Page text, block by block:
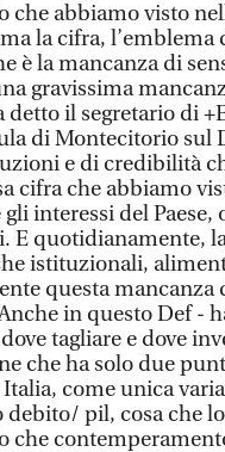
che abbiamo visto
la cifra, l’emblema
è la mancanza di
gravissima
detto il segretario di
di Montecitorio sul
e di credibilità
cifra che abbiamo
interessi del Paese,
E quotidianamente,
istituzionali,
questa
in questo Def -
tagliare e dove
che ha solo due
come unica
pil, cosa che lo
che